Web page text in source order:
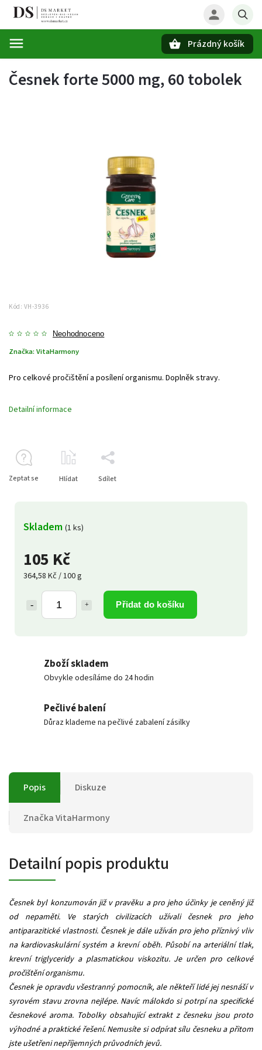
Prázdný košík
Česnek forte 5000 mg, 60 tobolek
Kód: VH-3936
Neohodnoceno
Značka: VitaHarmony
105 Kč
364,58 Kč / 100 g
Přidat do košíku
Skladem (1 ks)
Pro celkové pročištění a posílení organismu. Doplněk stravy.
Detailní informace
Zeptat se Hlídat Sdílet
Zboží skladem
Obvykle odesíláme do 24 hodin
Pečlivé balení
Důraz klademe na pečlivé zabalení zásilky
Popis Diskuze
ZnačkaVitaHarmony
Detailní popis produktu
Česnek byl konzumován již v pravěku a pro jeho účinky je ceněný již
od nepaměti. Ve starých civilizacích užívali česnek pro jeho
antiparazitické vlastnosti. Česnek je dále užíván pro jeho příznivý vliv
na kardiovaskulární systém a krevní oběh. Působí na arteriální tlak,
krevní triglyceridy a plasmatickou viskozitu. Je určen pro celkové
pročištění organismu.
Česnek je opravdu všestranný pomocník, ale někteří lidé jej nesnáší v
syrovém stavu zrovna nejlépe. Navíc málokdo si potrpí na specifické
česnekové aroma. Tobolky obsahující extrakt z česneku jsou proto
výhodné a praktické řešení. Nemusíte si odpírat sílu česneku a přitom
jste ušetřeni nepříjemných průvodních jevů.